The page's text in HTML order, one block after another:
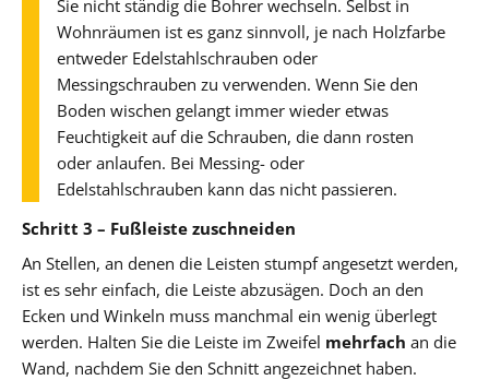
Sie nicht ständig die Bohrer wechseln. Selbst in
Wohnräumen ist es ganz sinnvoll, je nach Holzfarbe
entweder Edelstahlschrauben oder
Messingschrauben zu verwenden. Wenn Sie den
Boden wischen gelangt immer wieder etwas
Feuchtigkeit auf die Schrauben, die dann rosten
oder anlaufen. Bei Messing- oder
Edelstahlschrauben kann das nicht passieren.
Schritt 3 – Fußleiste zuschneiden
An Stellen, an denen die Leisten stumpf angesetzt werden,
ist es sehr einfach, die Leiste abzusägen. Doch an den
Ecken und Winkeln muss manchmal ein wenig überlegt
werden. Halten Sie die Leiste im Zweifel mehrfach an die
Wand, nachdem Sie den Schnitt angezeichnet haben.